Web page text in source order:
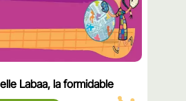
Labaa, la formidable